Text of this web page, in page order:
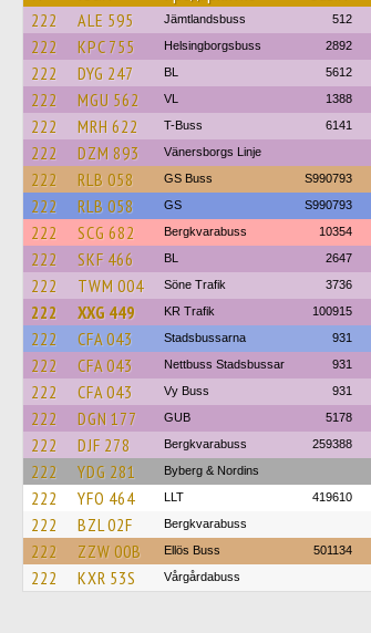
222 ALE 595 Jämtlandsbuss 512
222 KPC 755 Helsingborgsbuss 2892
222 DYG 247 BL 5612
222 MGU 562 VL 1388
222 MRH 622 T-Buss 6141
222 DZM 893 Vänersborgs Linje
222 RLB 058 GS Buss S990793
222 RLB 058 GS S990793
222 SCG 682 Bergkvarabuss 10354
222 SKF 466 BL 2647
222 TWM 004 Söne Trafik 3736
222 XXG 449 KR Trafik 100915
222 CFA 043 Stadsbussarna 931
222 CFA 043 Nettbuss Stadsbussar 931
222 CFA 043 Vy Buss 931
222 DGN 177 GUB 5178
222 DJF 278 Bergkvarabuss 259388
222 YDG 281 Byberg & Nordins
222 YFO 464 LLT 419610
222 BZL 02F Bergkvarabuss
222 ZZW 00B Ellös Buss 501134
222 KXR 53S Vårgårdabuss